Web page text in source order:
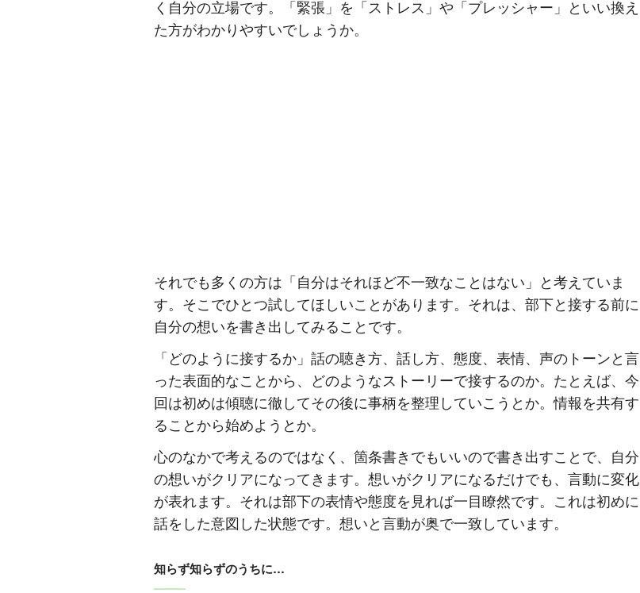
く自分の立場です。「緊張」を「ストレス」や「プレッシャー」といい換え
た方がわかりやすいでしょうか。
それでも多くの方は「自分はそれほど不一致なことはない」と考えていま
す。そこでひとつ試してほしいことがあります。それは、部下と接する前に
自分の想いを書き出してみることです。
「どのように接するか」話の聴き方、話し方、態度、表情、声のトーンと言
った表面的なことから、どのようなストーリーで接するのか。たとえば、今
回は初めは傾聴に徹してその後に事柄を整理していこうとか。情報を共有す
ることから始めようとか。
心のなかで考えるのではなく、箇条書きでもいいので書き出すことで、自分
の想いがクリアになってきます。想いがクリアになるだけでも、言動に変化
が表れます。それは部下の表情や態度を見れば一目瞭然です。これは初めに
話をした意図した状態です。想いと言動が奥で一致しています。
知らず知らずのうちに…